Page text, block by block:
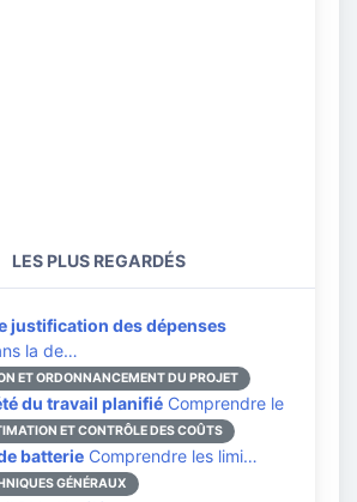
LES PLUS REGARDÉS
justification des dépenses
la de…
ET ORDONNANCEMENT DU PROJET
du travail planifié Comprendre le
ET CONTRÔLE DES COÛTS
batterie Comprendre les limi…
GÉNÉRAUX